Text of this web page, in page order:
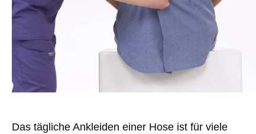
Das tägliche Ankleiden einer Hose ist für viele